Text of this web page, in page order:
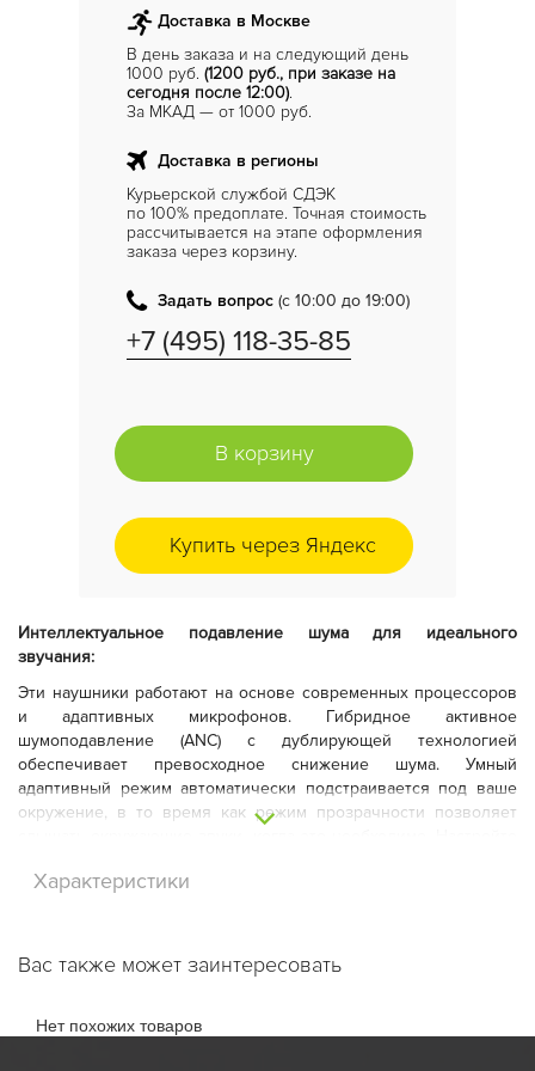
Доставка в Москве
В день заказа и на следующий день
1000 руб. (1200 руб., при заказе на
сегодня после 12:00).
За МКАД — от 1000 руб.
Доставка в регионы
Курьерской службой СДЭК
по 100% предоплате. Точная стоимость
рассчитывается на этапе оформления
заказа через корзину.
Задать вопрос (с 10:00 до 19:00)
+7 (495) 118-35-85
В корзину
Купить через Яндекс
Интеллектуальное подавление шума для идеального
звучания:
Эти наушники работают на основе современных процессоров
и адаптивных микрофонов. Гибридное активное
шумоподавление (ANC) с дублирующей технологией
обеспечивает превосходное снижение шума. Умный
адаптивный режим автоматически подстраивается под ваше
окружение, в то время как режим прозрачности позволяет
(ВЫСОКИЙ/СРЕДНИЙ/НИЗКИЙ/АДАПТИВНЫЙ) для
Характеристики
Вас также может заинтересовать
Нет похожих товаров